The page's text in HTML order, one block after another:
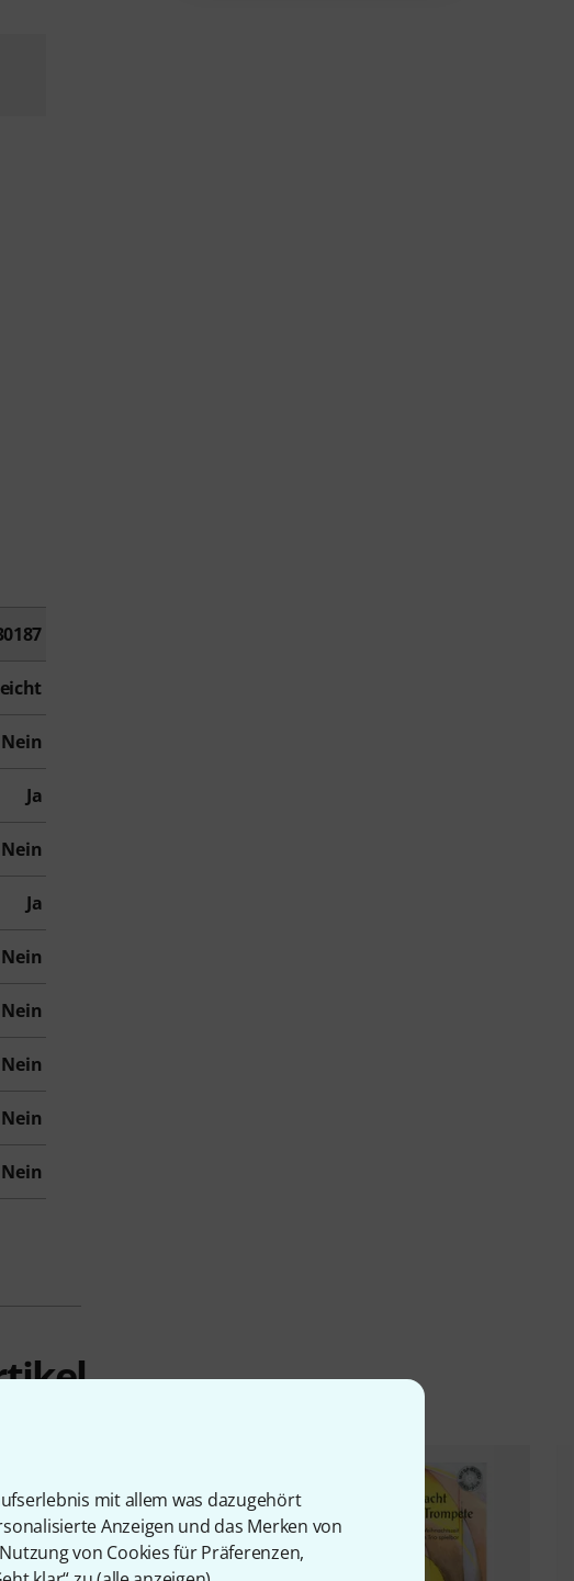
mit allem was dazugehört
Anzeigen und das Merken von
von Cookies für Präferenzen,
Nein
Ja
Nein
Ja
Nein
Nein
Nein
Nein
Nein